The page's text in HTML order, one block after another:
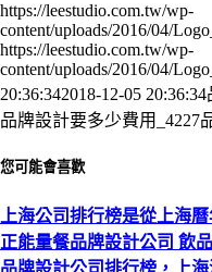
https://leestudio.com.tw/wp-
content/uploads/2016/04/
https://leestudio.com.tw/wp-
content/uploads/2016/04/
20:36:342018-12-05 20:36:34
品牌設計要多少費用_4227
您可能會喜歡
上海公司排行榜是從上海
正能量餐品牌設計公司 飲
品牌設計公司排行榜，上